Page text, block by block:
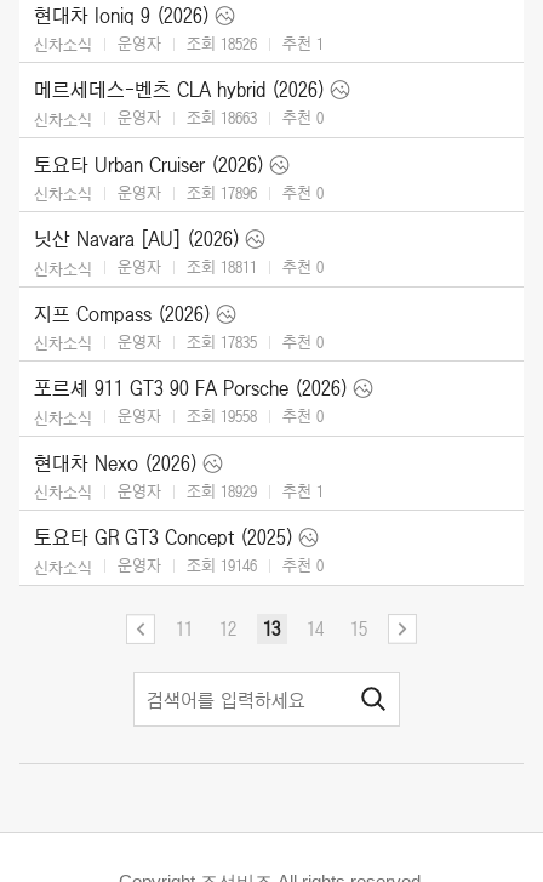
현대차 Ioniq 9 (2026)
신차소식 운영자 조회 18526 추천 1
메르세데스-벤츠 CLA hybrid (2026)
신차소식 운영자 조회 18663 추천 0
토요타 Urban Cruiser (2026)
신차소식 운영자 조회 17896 추천 0
닛산 Navara [AU] (2026)
신차소식 운영자 조회 18811 추천 0
지프 Compass (2026)
신차소식 운영자 조회 17835 추천 0
포르셰 911 GT3 90 FA Porsche (2026)
신차소식 운영자 조회 19558 추천 0
현대차 Nexo (2026)
신차소식 운영자 조회 18929 추천 1
토요타 GR GT3 Concept (2025)
신차소식 운영자 조회 19146 추천 0
11 12 13 14 15